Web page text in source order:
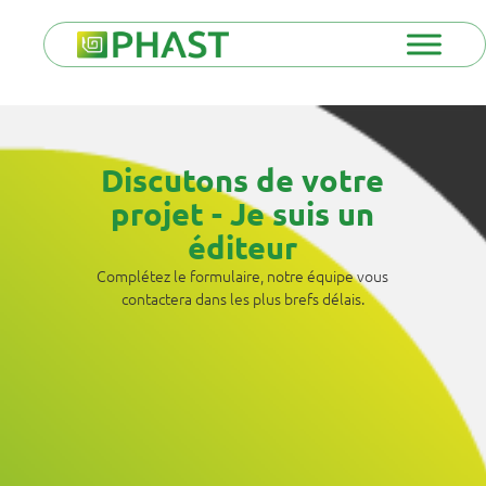
Discutons de votre
projet - Je suis un
éditeur
Complétez le formulaire, notre équipe vous
contactera dans les plus brefs délais.